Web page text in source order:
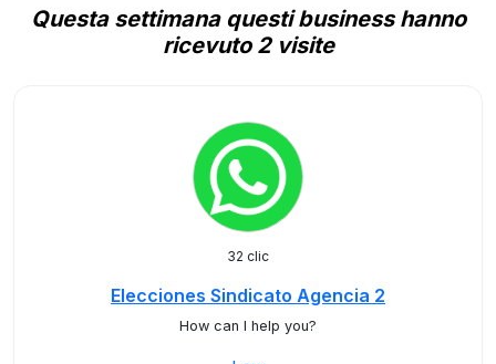
Questa settimana questi business hanno
ricevuto 2 visite
32 clic
Elecciones Sindicato Agencia 2
How can I help you?